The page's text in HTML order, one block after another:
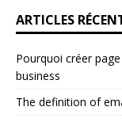
ARTICLES
Pourquoi créer
business
The definition of